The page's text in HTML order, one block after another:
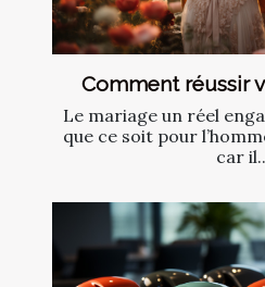
Comment réussir
Le mariage un réel
que ce soit pour
car